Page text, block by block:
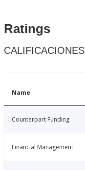
Ratings
Name
Counterpart Funding
Financial Management